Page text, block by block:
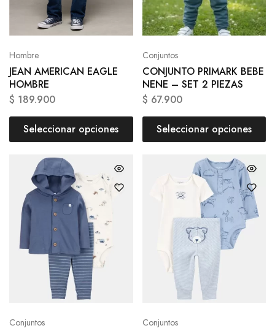
Hombre
JEAN AMERICAN EAGLE
HOMBRE
$ 189.900
Seleccionar opciones
Conjuntos
CONJUNTO PRIMARK BEBE
NENE – SET 2 PIEZAS
$ 67.900
Seleccionar opciones
Conjuntos Conjuntos